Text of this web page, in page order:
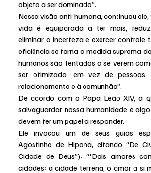
objeto a ser dominado”.
Nessa visão anti-humana, continuou ele,
vida é equiparada a ter mais,
eliminar a incerteza e exercer controle
eficiência se torna a medida suprema
humanos são tentados a se verem
ser otimizado, em vez de pessoas
relacionamento e à comunhão”.
De acordo com o Papa Leão XIV, a
salvaguardar nossa humanidade é
devem ter um papel a responder.
Ele invocou um de seus guias
Agostinho de Hipona, citando “De
Cidade de Deus”): “'Dois amores
cidades: a cidade terrena, o amor a si